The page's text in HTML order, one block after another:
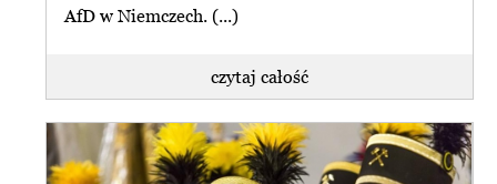
AfD w Niemczech. (...)
czytaj całość